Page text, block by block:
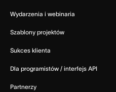
Wydarzenia i webinaria
Szablony projektów
Sukces klienta
Dla programistów / interfejs API
Partnerzy